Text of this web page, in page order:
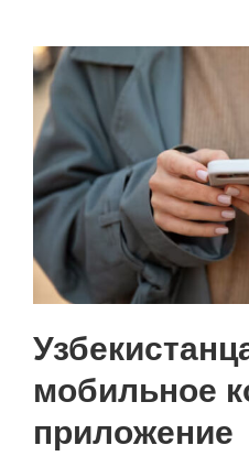
мобильное
приложение